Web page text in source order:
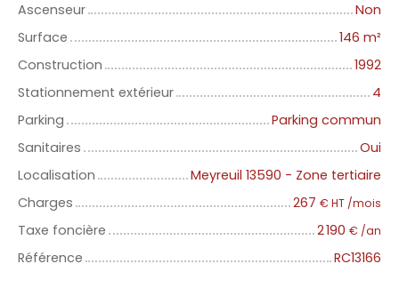
Ascenseur
Non
Surface
146 m²
Construction
1992
Stationnement extérieur
4
Parking
Parking commun
Sanitaires
Oui
Localisation
Meyreuil 13590 - Zone tertiaire
Charges
267 € HT /mois
Taxe foncière 2 190 € /an
Référence RC13166